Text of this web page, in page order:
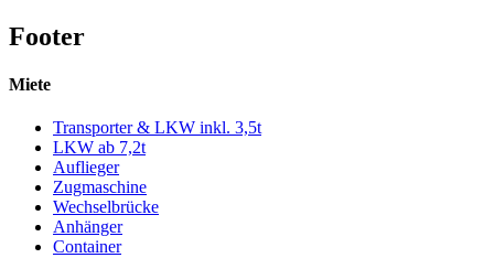
Footer
Miete
Transporter & LKW inkl. 3,5t
LKW ab 7,2t
Auflieger
Zugmaschine
Wechselbrücke
Anhänger
Container